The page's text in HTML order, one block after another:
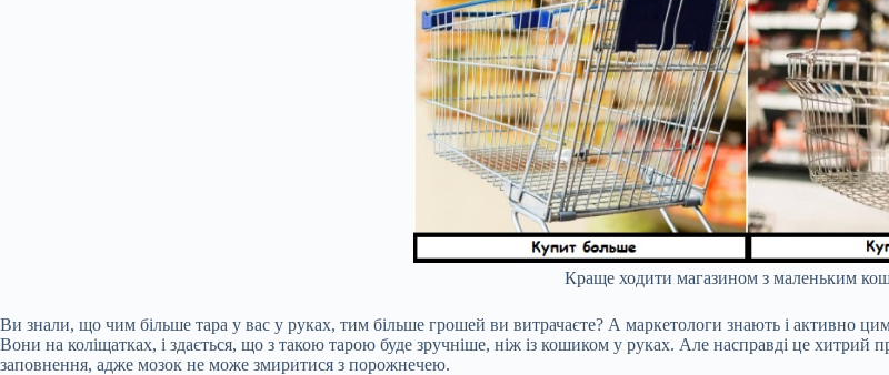
Краще ходити магазином з маленьким
Ви знали, що чим більше тара у вас у руках, тим більше грошей ви витрачаєте? А маркетологи знають і активно
Вони на коліщатках, і здається, що з такою тарою буде зручніше, ніж із кошиком у руках. Але насправді це
заповнення, адже мозок не може змиритися з порожнечею.